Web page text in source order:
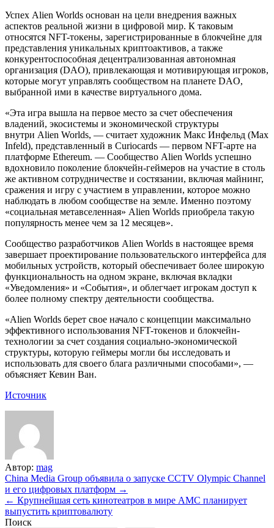
Успех Alien Worlds основан на цели внедрения важных
аспектов реальной жизни в цифровой мир. К таковым
относятся NFT-токены, зарегистрированные в блокчейне для
представления уникальных криптоактивов, а также
конкурентоспособная децентрализованная автономная
организация (DAO), привлекающая и мотивирующая игроков,
которые могут управлять сообществом на планете DAO,
выбранной ими в качестве виртуального дома.
«Эта игра вышла на первое место за счет обеспечения
владений, экосистемы и экономической структуры
внутри Alien Worlds, — считает художник Макс Инфельд (Max
Infeld), представленный в Curiocards — первом NFT-арте на
платформе Ethereum. — Сообщество Alien Worlds успешно
вдохновило поколение блокчейн-геймеров на участие в столь
же активном сотрудничестве и состязании, включая майнинг,
сражения и игру с участием в управлении, которое можно
наблюдать в любом сообществе на земле. Именно поэтому
«социальная метавселенная» Alien Worlds приобрела такую
популярность менее чем за 12 месяцев».
Сообщество разработчиков Alien Worlds в настоящее время
завершает проектирование пользовательского интерфейса для
мобильных устройств, который обеспечивает более широкую
функциональность на одном экране, включая вкладки
«Уведомления» и «События», и облегчает игрокам доступ к
более полному спектру деятельности сообщества.
«Alien Worlds берет свое начало с концепции максимально
эффективного использования NFT-токенов и блокчейн-
технологии за счет создания социально-экономической
структуры, которую геймеры могли бы исследовать и
использовать для своего блага различными способами», —
объясняет Кевин Ван.
Источник
Автор: mag
Навигация
по
записям
China Media Group объявила о запуске CCTV Olympic Channel
и его цифровых платформ →
← Крупнейшая сеть кинотеатров в мире АМС планирует
выпустить криптовалюту
Поиск